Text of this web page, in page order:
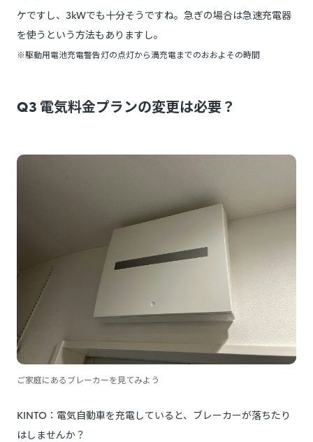
ケですし、3kWでも十分そうですね。急ぎの場合は急速充電器
を使うという方法もありますし。
※駆動用電池充電警告灯の点灯から満充電までのおおよその時間
Q3 電気料金プランの変更は必要？
ご家庭にあるブレーカーを見てみよう
KINTO：電気自動車を充電していると、ブレーカーが落ちたり
はしませんか？